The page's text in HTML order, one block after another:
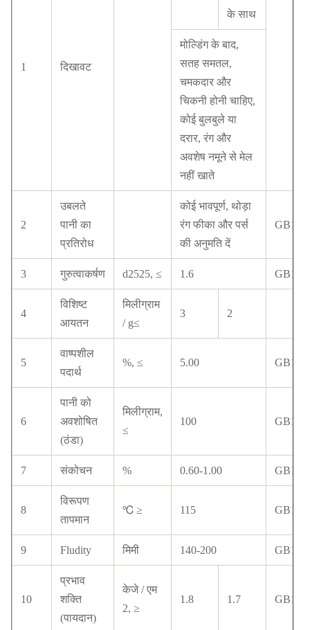
1 दिखावट
के साथ
मोल्डिंग के बाद,
सतह समतल,
चमकदार और
चिकनी होनी चाहिए,
कोई बुलबुले या
दरार, रंग और
अवशेष नमूने से मेल
नहीं खाते
2
उबलते
पानी का
प्रतिरोध
कोई भावपूर्ण, थोड़ा
रंग फीका और पर्स
की अनुमति दें
3 गुरुत्वाकर्षण d2525, ≤ 1.6
4
विशिष्ट
आयतन
मिलीग्राम
/ g≤
3 2
5
वाष्पशील
पदार्थ
%, ≤ 5.00
6
पानी को
अवशोषित
(ठंडा)
मिलीग्राम,
≤
100
7 संकोचन % 0.60-1.00
8
विरूपण
तापमान
℃ ≥ 115
9 Fludity मिमी 140-200
10
प्रभाव
शक्ति
(पायदान)
केजे / एम
2, ≥
1.8 1.7